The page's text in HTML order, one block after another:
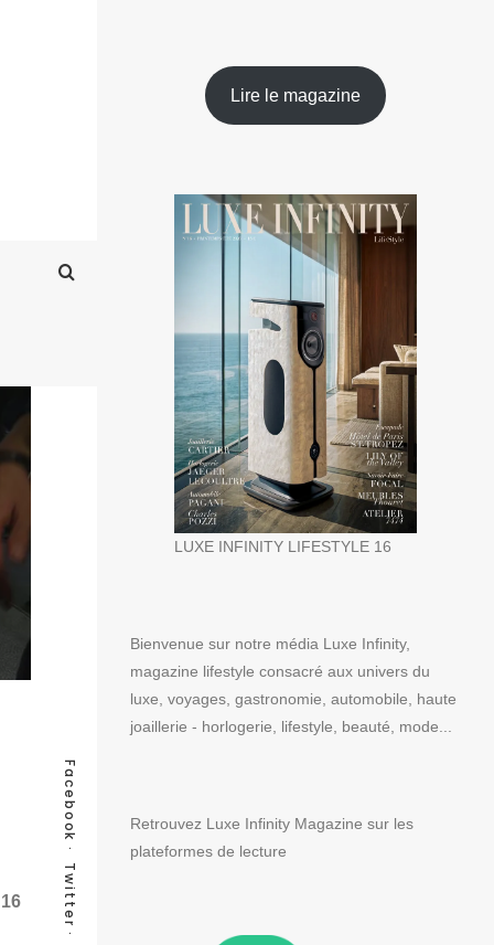
Facebook
Twitter
Lire le magazine
LUXE INFINITY LIFESTYLE 16
Bienvenue sur notre média Luxe Infinity,
magazine lifestyle consacré aux univers du
luxe, voyages, gastronomie, automobile, haute
joaillerie - horlogerie, lifestyle, beauté, mode...
Retrouvez Luxe Infinity Magazine sur les
plateformes de lecture